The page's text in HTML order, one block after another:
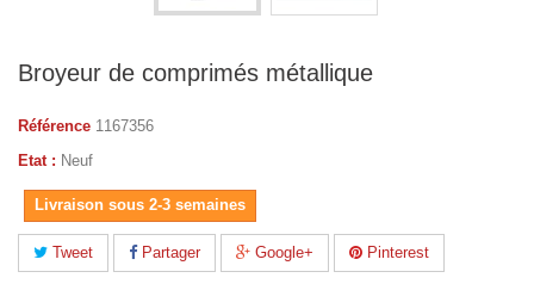
Broyeur de comprimés métallique
Référence 1167356
Etat : Neuf
Livraison sous 2-3 semaines
Tweet Partager Google+ Pinterest